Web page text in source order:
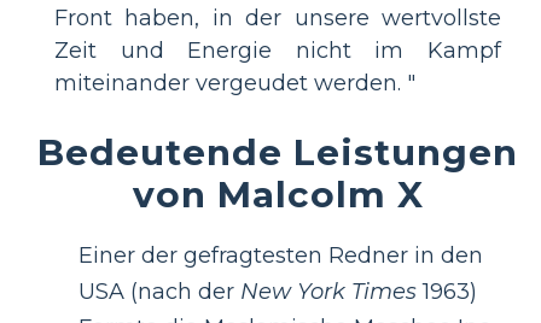
Front haben, in der unsere wertvollste
Zeit und Energie nicht im Kampf
miteinander vergeudet werden. "
Bedeutende Leistungen
von Malcolm X
Einer der gefragtesten Redner in den
USA (nach der New York Times1963)